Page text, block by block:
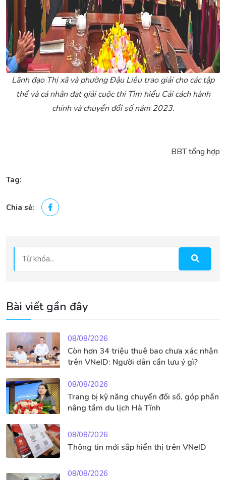
Lãnh đạo Thị xã và phường Đậu Liêu trao giải cho các tập
thể và cá nhân đạt giải cuộc thi Tìm hiểu Cải cách hành
chính và chuyển đổi số năm 2023.
BBT tổng hợp
Tag:
Chia sẻ:
Bài viết gần đây
08/08/2026
Còn hơn 34 triệu thuê bao chưa xác nhận
trên VNeID: Người dân cần lưu ý gì?
08/08/2026
Trang bị kỹ năng chuyển đổi số, góp phần
nâng tầm du lịch Hà Tĩnh
08/08/2026
Thông tin mới sắp hiển thị trên VNeID
08/08/2026